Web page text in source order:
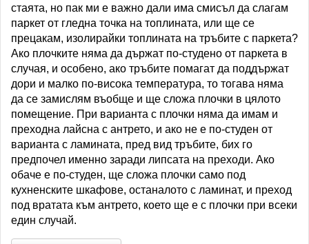
стаята, но пак ми е важно дали има смисъл да слагам
паркет от гледна точка на топлината, или ще се
прецакам, изолирайки топлината на тръбите с паркета?
Ако плочките няма да държат по-студено от паркета в
случая, и особено, ако тръбите помагат да поддържат
дори и малко по-висока температура, то тогава няма
да се замислям въобще и ще сложа плочки в цялото
помещение. При варианта с плочки няма да имам и
преходна лайсна с антрето, и ако не е по-студен от
варианта с ламината, пред вид тръбите, бих го
предпочел именно заради липсата на преходи. Ако
обаче е по-студен, ще сложа плочки само под
кухненските шкафове, останалото с ламинат, и преход
под вратата към антрето, което ще е с плочки при всеки
един случай.